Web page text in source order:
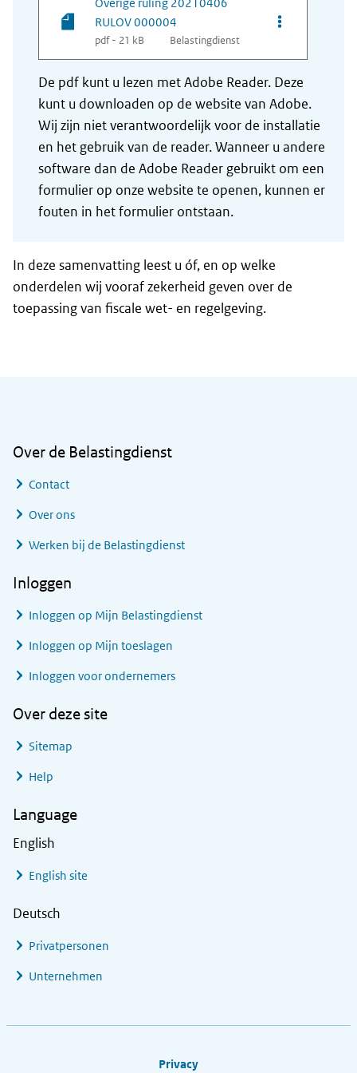
RULOV 000004
pdf - 21 kB Belastingdienst
Opties van
De pdf kunt u lezen met Adobe Reader. Deze
kunt u downloaden op de website van Adobe.
Wij zijn niet verantwoordelijk voor de installatie
en het gebruik van de reader. Wanneer u andere
software dan de Adobe Reader gebruikt om een
formulier op onze website te openen, kunnen er
fouten in het formulier ontstaan.
In deze samenvatting leest u óf, en op welke
onderdelen wij vooraf zekerheid geven over de
toepassing van fiscale wet- en regelgeving.
Over de Belastingdienst
Contact
Over ons
Werken bij de Belastingdienst
Inloggen
Inloggen op Mijn Belastingdienst
Inloggen op Mijn toeslagen
Inloggen voor ondernemers
Over deze site
Sitemap
Help
Language
English
English site
Deutsch
Privatpersonen
Unternehmen
Privacy